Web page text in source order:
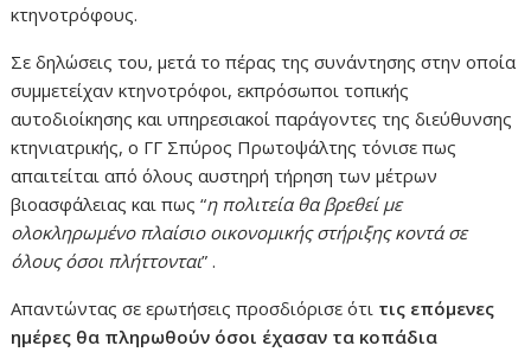
κτηνοτρόφους.
Σε δηλώσεις του, μετά το πέρας της συνάντησης στην οποία
συμμετείχαν κτηνοτρόφοι, εκπρόσωποι τοπικής
αυτοδιοίκησης και υπηρεσιακοί παράγοντες της διεύθυνσης
κτηνιατρικής, ο ΓΓ Σπύρος Πρωτοψάλτης τόνισε πως
απαιτείται από όλους αυστηρή τήρηση των μέτρων
βιοασφάλειας και πως “η πολιτεία θα βρεθεί με
ολοκληρωμένο πλαίσιο οικονομικής στήριξης κοντά σε
όλους όσοι πλήττονται” .
Απαντώντας σε ερωτήσεις προσδιόρισε ότι τις επόμενες
ημέρες θα πληρωθούν όσοι έχασαν τα κοπάδια